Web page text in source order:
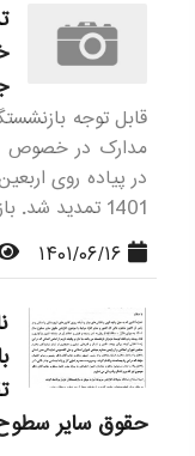
قابل توجه
مدارک در خصوص
1401 تمدید شد. بازنشستگان و مستمری ...
حقوق سایر